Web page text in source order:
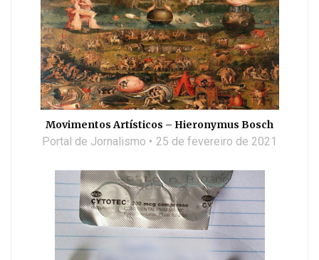
Movimentos Artísticos – Hieronymus Bosch
Portal de Jornalismo 25 de fevereiro de 2021